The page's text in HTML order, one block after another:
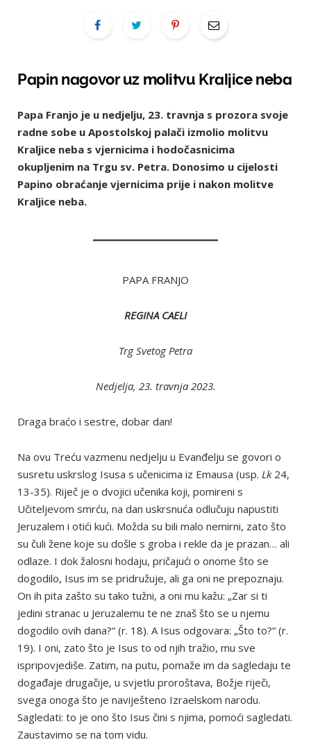
Papin nagovor uz molitvu Kraljice neba
Papa Franjo je u nedjelju, 23. travnja s prozora svoje
radne sobe u Apostolskoj palači izmolio molitvu
Kraljice neba s vjernicima i hodočasnicima
okupljenim na Trgu sv. Petra. Donosimo u cijelosti
Papino obraćanje vjernicima prije i nakon molitve
Kraljice neba.
PAPA FRANJO
REGINA CAELI
Trg Svetog Petra
Nedjelja, 23. travnja 2023.
Draga braćo i sestre, dobar dan!
Na ovu Treću vazmenu nedjelju u Evanđelju se govori o
susretu uskrslog Isusa s učenicima iz Emausa (usp. Lk 24,
13-35). Riječ je o dvojici učenika koji, pomireni s
Učiteljevom smrću, na dan uskrsnuća odlučuju napustiti
Jeruzalem i otići kući. Možda su bili malo nemirni, zato što
su čuli žene koje su došle s groba i rekle da je prazan… ali
odlaze. I dok žalosni hodaju, pričajući o onome što se
dogodilo, Isus im se pridružuje, ali ga oni ne prepoznaju.
On ih pita zašto su tako tužni, a oni mu kažu: „Zar si ti
jedini stranac u Jeruzalemu te ne znaš što se u njemu
dogodilo ovih dana?“ (r. 18). A Isus odgovara: „Što to?“ (r.
19). I oni, zato što je Isus to od njih tražio, mu sve
ispripovjediše. Zatim, na putu, pomaže im da sagledaju te
događaje drugačije, u svjetlu proroštava, Božje riječi,
svega onoga što je naviješteno Izraelskom narodu.
Sagledati: to je ono što Isus čini s njima, pomoći sagledati.
Zaustavimo se na tom vidu.